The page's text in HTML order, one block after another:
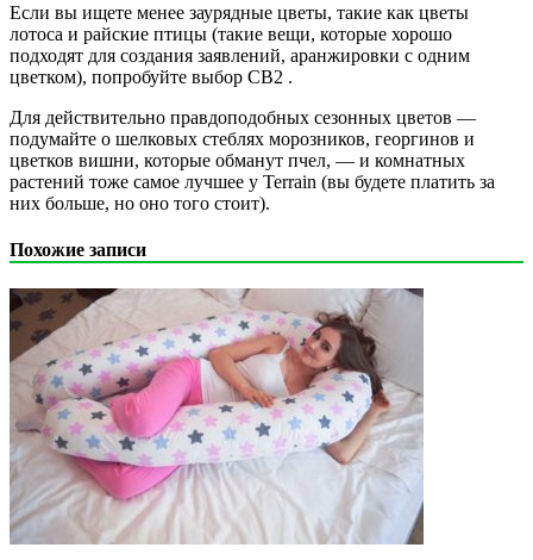
Если вы ищете менее заурядные цветы, такие как цветы
лотоса и райские птицы (такие вещи, которые хорошо
подходят для создания заявлений, аранжировки с одним
цветком), попробуйте выбор CB2 .
Для действительно правдоподобных сезонных цветов —
подумайте о шелковых стеблях морозников, георгинов и
цветков вишни, которые обманут пчел, — и комнатных
растений тоже самое лучшее у Terrain (вы будете платить за
них больше, но оно того стоит).
Похожие записи